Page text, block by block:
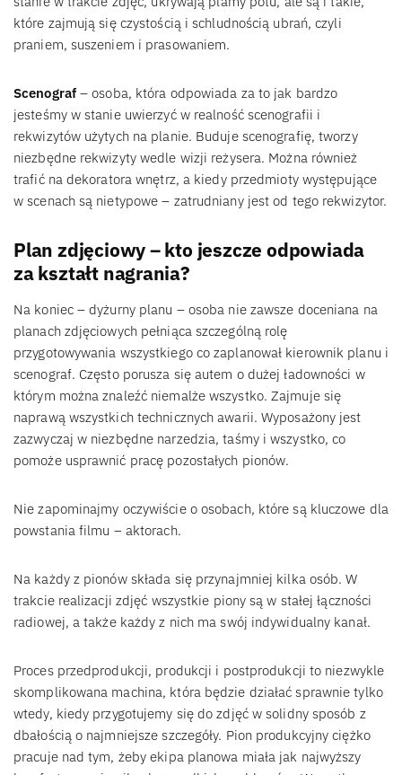
które zajmują się czystością i schludnością ubrań, czyli
praniem, suszeniem i prasowaniem.
Scenograf– osoba, która odpowiada za to jak bardzo
jesteśmy w stanie uwierzyć w realność scenografii i
rekwizytów użytych na planie. Buduje scenografię, tworzy
niezbędne rekwizyty wedle wizji reżysera. Można również
trafić na dekoratora wnętrz, a kiedy przedmioty występujące
w scenach są nietypowe – zatrudniany jest od tego rekwizytor.
Plan zdjęciowy – kto jeszcze odpowiada
za kształt nagrania?
Na koniec – dyżurny planu – osoba nie zawsze doceniana na
planach zdjęciowych pełniąca szczególną rolę
przygotowywania wszystkiego co zaplanował kierownik planu i
scenograf. Często porusza się autem o dużej ładowności w
którym można znaleźć niemalże wszystko. Zajmuje się
naprawą wszystkich technicznych awarii. Wyposażony jest
zazwyczaj w niezbędne narzedzia, taśmy i wszystko, co
pomoże usprawnić pracę pozostałych pionów.
Nie zapominajmy oczywiście o osobach, które są kluczowe dla
powstania filmu – aktorach.
Na każdy z pionów składa się przynajmniej kilka osób. W
trakcie realizacji zdjęć wszystkie piony są w stałej łączności
radiowej, a także każdy z nich ma swój indywidualny kanał.
Proces przedprodukcji, produkcji i postprodukcji to niezwykle
skomplikowana machina, która będzie działać sprawnie tylko
wtedy, kiedy przygotujemy się do zdjęć w solidny sposób z
dbałością o najmniejsze szczegóły. Pion produkcyjny ciężko
pracuje nad tym, żeby ekipa planowa miała jak najwyższy